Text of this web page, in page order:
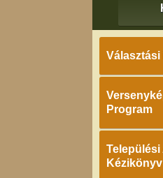
Program
Kézikönyv